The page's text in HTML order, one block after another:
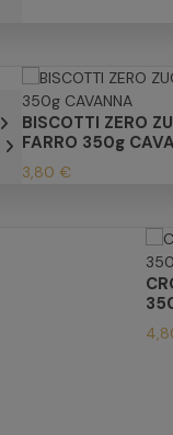
BISCOTTI ZERO
FARRO 350g
3,80 €